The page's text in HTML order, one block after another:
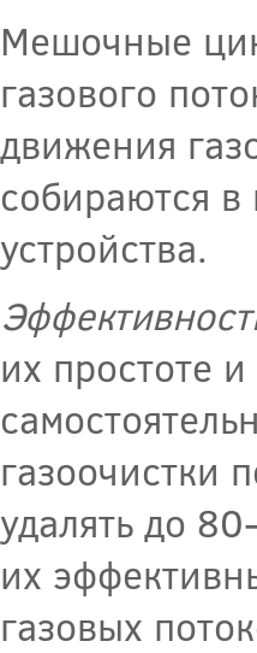
Мешочные
газового
движения
собираются
устройства.
их простоте
газоочистки
удалять до
их
газовых